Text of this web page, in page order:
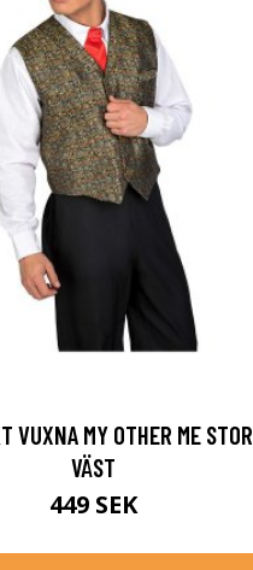
VUXNA MY OTHER ME
VÄST
449 SEK